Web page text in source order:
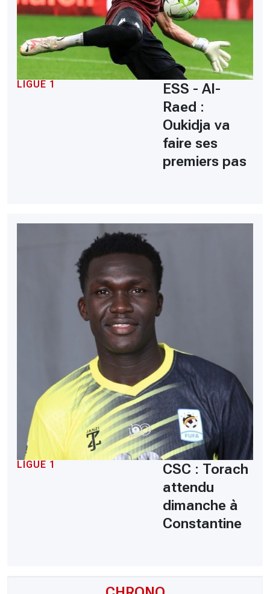
LIGUE 1
ESS - Al-
Raed :
Oukidja va
faire ses
premiers pas
LIGUE 1
CSC : Torach
attendu
dimanche à
Constantine